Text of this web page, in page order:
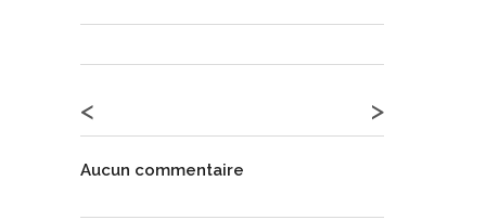
< >
Aucun commentaire